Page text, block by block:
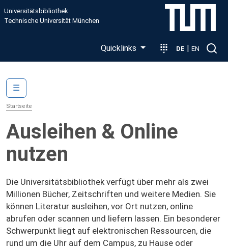
Direkt zum Inhalt
Universitätsbibliothek
Technische Universität München
Quicklinks DE | EN
Startseite
Ausleihen & Online
nutzen
Die Universitätsbibliothek verfügt über mehr als zwei
Millionen Bücher, Zeitschriften und weitere Medien. Sie
können Literatur ausleihen, vor Ort nutzen, online
abrufen oder scannen und liefern lassen. Ein besonderer
Schwerpunkt liegt auf elektronischen Ressourcen, die
rund um die Uhr auf dem Campus, zu Hause oder
☰